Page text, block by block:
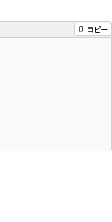
コピー